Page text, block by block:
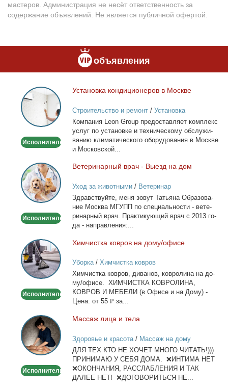
мастеров. Администрация не несёт ответственность за
содержание объявлений. Не является публичной офертой.
объявления
Установка
кондиционеров
в
Москве
Исполнитель
Уста­нов­ка кон­ди­ци­о­не­ров в Москве
Строительство и ремонт/ Установка
кондиционеров
Ком­па­ния Leon Group предо­став­ля­ет ком­плекс
услуг по уста­нов­ке и тех­ни­че­ско­му об­слу­жи­
ва­нию кли­ма­ти­че­ско­го обо­ру­до­ва­ния в Москве
и Мос­ков­ской...
Ветеринарный
врач
-
Выезд
дом
Исполнитель
Ве­те­ри­нар­ный врач - Вы­езд на дом
Уход за животными/ Ветеринар
Здрав­ствуй­те, ме­ня зо­вут Та­тья­на Об­ра­зо­ва­
ние Москва МГУПП по спе­ци­аль­но­сти - ве­те­
ри­нар­ный врач. Прак­ти­ку­ю­щий врач с 2013 го­
да - на­прав­ле­ния:...
Химчистка
ковров
на
дому/
Исполнитель
Хим­чист­ка ков­ров на до­му/офи­се
Уборка/ Химчистка ковров
Хим­чист­ка ков­ров, ди­ва­нов, ков­ро­ли­на на до­
му/офи­се. ХИМЧИСТКА КОВРОЛИНА,
КОВРОВ И МЕБЕЛИ (в Офи­се и на До­му) -
Це­на: от 55 ₽ за...
Массаж
лица
и
тела
Исполнитель
Мас­саж ли­ца и те­ла
Здоровье и красота/ Массаж на дому
ДЛЯ ТЕХ КТО НЕ ХОЧЕТ МНОГО ЧИТАТЬ!)))
ПРИНИМАЮ У СЕБЯ ДОМА. ❌ИНТИМА НЕТ
❌ОКОНЧАНИЯ, РАССЛАБЛЕНИЯ И ТАК
ДАЛЕЕ НЕТ! ❌ДОГОВОРИТЬСЯ НЕ...